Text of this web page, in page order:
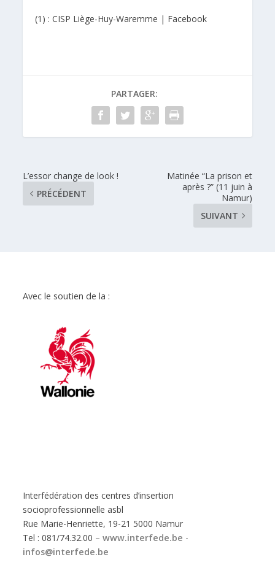
(1) : CISP Liège-Huy-Waremme | Facebook
PARTAGER:
L’essor change de look !
PRÉCÉDENT
Matinée “La prison et
après ?” (11 juin à
Namur)
SUIVANT
Avec le soutien de la :
Interfédération des centres d’insertion
socioprofessionnelle asbl
Rue Marie-Henriette, 19-21 5000 Namur
Tel : 081/74.32.00 –www.interfede.be -
infos@interfede.be